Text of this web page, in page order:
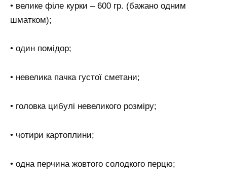
• велике філе курки – 600 гр. (бажано одним
шматком);
• один помідор;
• невелика пачка густої сметани;
• головка цибулі невеликого розміру;
• чотири картоплини;
• одна перчина жовтого солодкого перцю;